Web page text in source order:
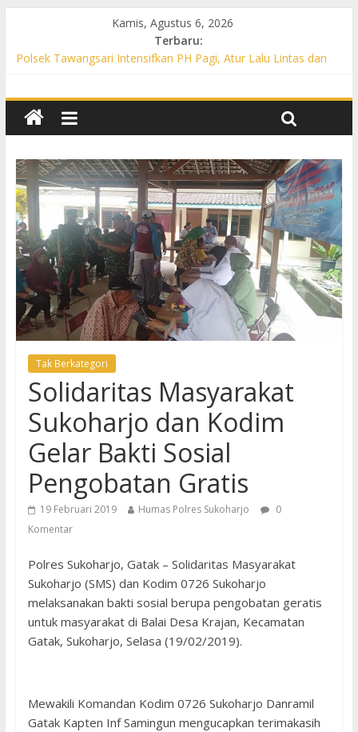
Kamis, Agustus 6, 2026
Terbaru:
Polsek Tawangsari Intensifkan PH Pagi, Atur Lalu Lintas dan
Tekankan Disiplin dan Pelayanan Gratis untuk Masyarakat
Patroli Preventif, Polsek Mojolaban Edukasi Warga Cegah
Polsek Nguter Intensifkan PH Pagi, Bantu Penyeberangan
Warga dan Cegah Kecelakaan Lalu Lintas
Polsek Gatak Intensifkan PH Pagi di Titik Rawan, Berikan Rasa
Aman bagi Pengguna Jalan
Tak Berkategori
Solidaritas Masyarakat
Sukoharjo dan Kodim
Gelar Bakti Sosial
Pengobatan Gratis
19 Februari 2019 Humas Polres Sukoharjo
0
Komentar
Polres Sukoharjo, Gatak – Solidaritas Masyarakat
Sukoharjo (SMS) dan Kodim 0726 Sukoharjo
melaksanakan bakti sosial berupa pengobatan geratis
untuk masyarakat di Balai Desa Krajan, Kecamatan
Gatak, Sukoharjo, Selasa (19/02/2019).
Mewakili Komandan Kodim 0726 Sukoharjo Danramil
Gatak Kapten Inf Samingun mengucapkan terimakasih